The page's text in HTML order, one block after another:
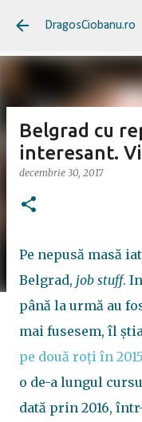
Treceți
DragosCiobanu.ro
Belgrad cu
interesant.
decembrie 30, 2017
Pe nepusă masă
Belgrad, job stuff.
până la urmă au
mai fusesem, îl
pe două roți în 2015
o de-a lungul
dată prin 2016,